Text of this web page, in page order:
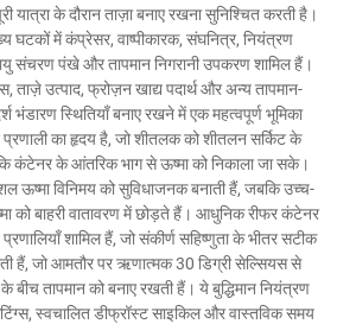
यात्रा के दौरान ताज़ा बनाए रखना सुनिश्चित करती है।
घटकों में कंप्रेसर, वाष्पीकारक, संघनित्र, नियंत्रण
संचरण पंखे और तापमान निगरानी उपकरण शामिल हैं।
ताज़े उत्पाद, फ्रोज़न खाद्य पदार्थ और अन्य तापमान-
भंडारण स्थितियाँ बनाए रखने में एक महत्वपूर्ण भूमिका
का हृदय है, जो शीतलक को शीतलन सर्किट के
कंटेनर के आंतरिक भाग से ऊष्मा को निकाला जा सके।
ऊष्मा विनिमय को सुविधाजनक बनाती हैं, जबकि उच्च-
को बाहरी वातावरण में छोड़ते हैं। आधुनिक रीफर कंटेनर
शामिल हैं, जो संकीर्ण सहिष्णुता के भीतर सटीक
हैं, जो आमतौर पर ऋणात्मक 30 डिग्री सेल्सियस से
बीच तापमान को बनाए रखती हैं। ये बुद्धिमान नियंत्रण
स्वचालित डीफ्रॉस्ट साइकिल और वास्तविक समय